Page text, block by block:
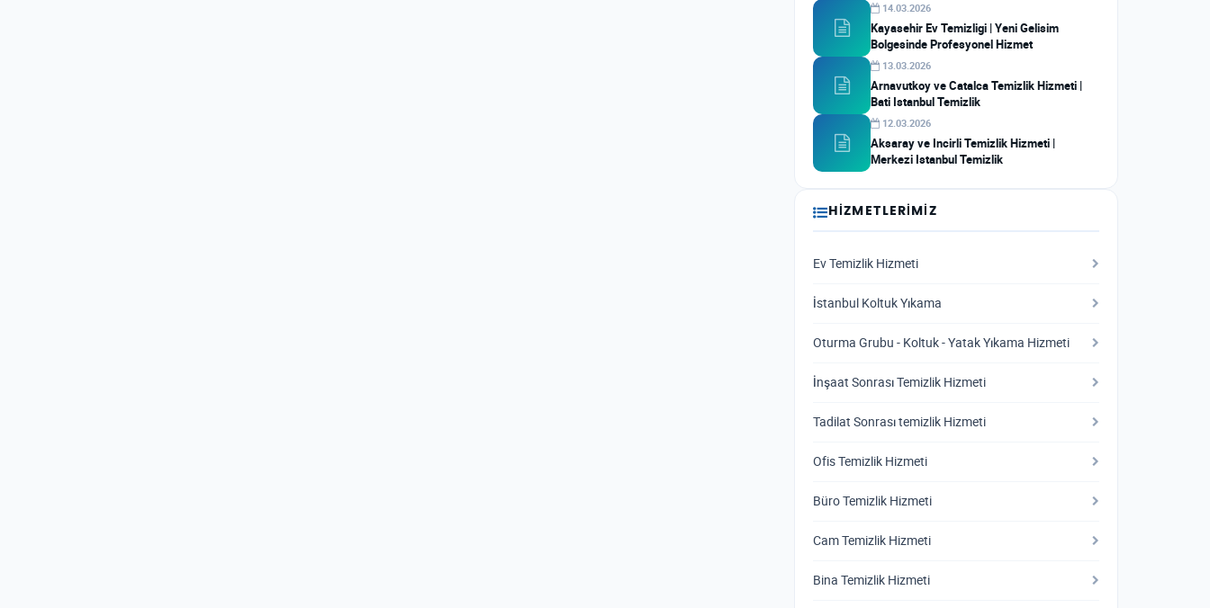
14.03.2026
Kayasehir Ev Temizligi | Yeni Gelisim
Bolgesinde Profesyonel Hizmet
13.03.2026
Arnavutkoy ve Catalca Temizlik Hizmeti |
Bati Istanbul Temizlik
12.03.2026
Aksaray ve Incirli Temizlik Hizmeti |
Merkezi Istanbul Temizlik
HIZMETLERIMIZ
Ev Temizlik Hizmeti
İstanbul Koltuk Yıkama
Oturma Grubu - Koltuk - Yatak Yıkama Hizmeti
İnşaat Sonrası Temizlik Hizmeti
Tadilat Sonrası temizlik Hizmeti
Ofis Temizlik Hizmeti
Büro Temizlik Hizmeti
Cam Temizlik Hizmeti
Bina Temizlik Hizmeti